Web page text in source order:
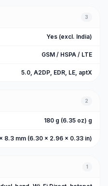
3
Yes (excl. India)
GSM / HSPA / LTE
5.0, A2DP, EDR, LE, aptX
2
180 g (6.35 oz) g
8.3 mm (6.30 x 2.96 x 0.33 in)
1